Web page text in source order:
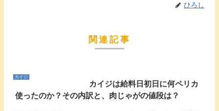
ひろし
関連記事
カイジ
カイジは給料日初日に何ペリカ
使ったのか？その内訳と、肉じゃがの値段は？